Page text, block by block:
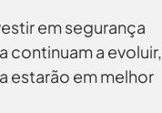
em segurança
continuam a evoluir,
estarão em melhor